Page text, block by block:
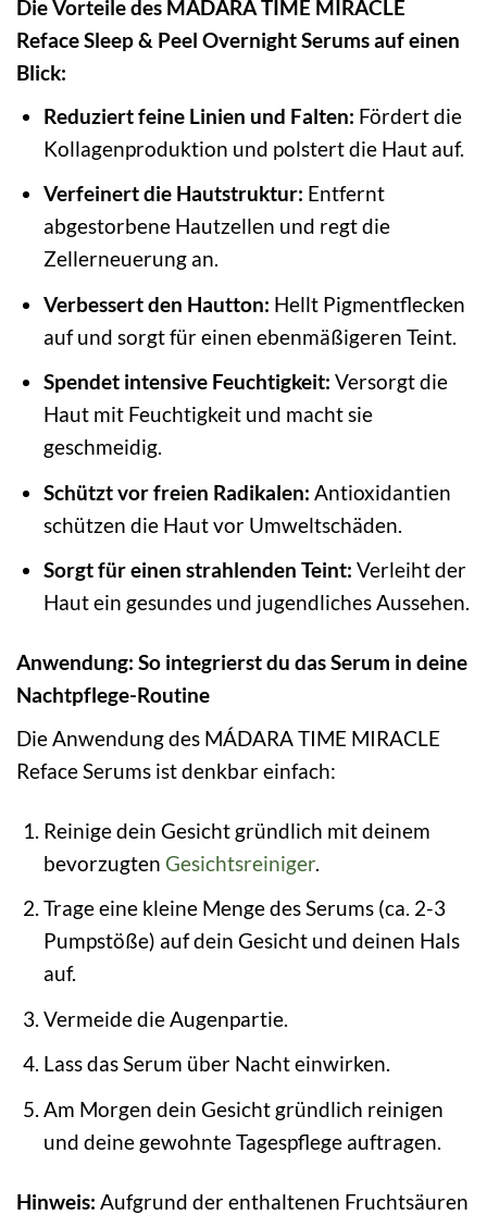
Die Vorteile des MÁDARA TIME MIRACLE
Reface Sleep & Peel Overnight Serums auf einen
Blick:
Reduziert feine Linien und Falten: Fördert die
Kollagenproduktion und polstert die Haut auf.
Verfeinert die Hautstruktur: Entfernt
abgestorbene Hautzellen und regt die
Zellerneuerung an.
Verbessert den Hautton: Hellt Pigmentflecken
auf und sorgt für einen ebenmäßigeren Teint.
Spendet intensive Feuchtigkeit: Versorgt die
Haut mit Feuchtigkeit und macht sie
geschmeidig.
Schützt vor freien Radikalen: Antioxidantien
schützen die Haut vor Umweltschäden.
Sorgt für einen strahlenden Teint: Verleiht der
Haut ein gesundes und jugendliches Aussehen.
Anwendung: So integrierst du das Serum in deine
Nachtpflege-Routine
Die Anwendung des MÁDARA TIME MIRACLE
Reface Serums ist denkbar einfach:
Reinige dein Gesicht gründlich mit deinem
bevorzugten Gesichtsreiniger.
Trage eine kleine Menge des Serums (ca. 2-3
Pumpstöße) auf dein Gesicht und deinen Hals
auf.
Vermeide die Augenpartie.
Lass das Serum über Nacht einwirken.
Am Morgen dein Gesicht gründlich reinigen
und deine gewohnte Tagespflege auftragen.
Hinweis: Aufgrund der enthaltenen Fruchtsäuren